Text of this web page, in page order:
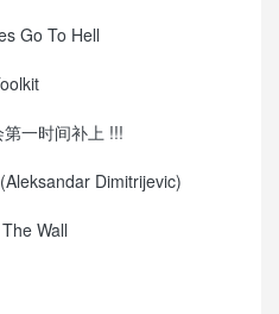
Go To Hell
一时间补上 !!!
Dimitrijevic)
Wall